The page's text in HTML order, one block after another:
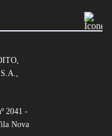
garantia de
2041 -
Nova